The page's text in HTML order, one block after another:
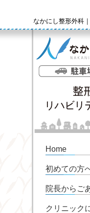
なかにし整形外科
Home
初めての方
院長からご
クリニック